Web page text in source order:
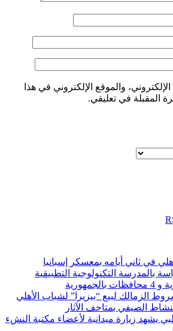
والموقع الإلكتروني في هذا
المقبلة في تعليقي.
في ثاني أيامه بمعسكر إسبانيا
بالمدرسة التكنولوجية التطبيقية
الزمالك لبيع “بيزيرا” لشباب الأهلي
الصيفي بمتاحف الآثار
يشهد زيارة ميدانية لأعضاء مكتبة النشء